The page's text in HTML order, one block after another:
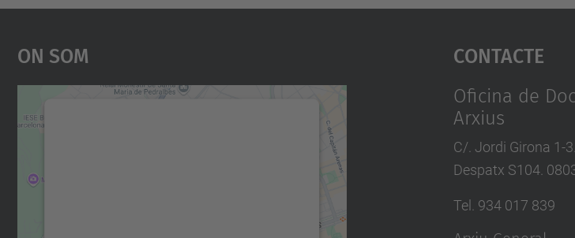
On Som Contacte
Oficina de
Arxius
C/. Jordi Girona 1-
Despatx S104.
Tel. 934 017 839